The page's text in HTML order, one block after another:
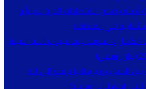
تُصنّف ضمن الاقتصادات الحرة نسبياً و
في المنطقة
و الموحد لإنفانتينو لرئاسة الفيفا
المبادلات التجارية بين المغرب و بريطانيا ترتفع إلى 5.3
(معطيات رسمية)